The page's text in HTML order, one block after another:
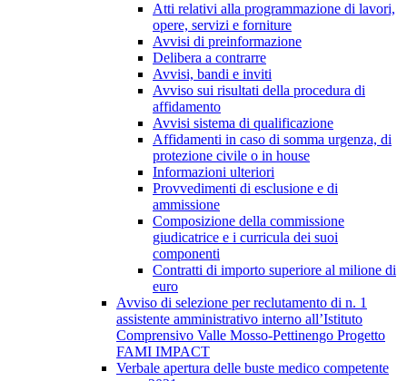
Atti relativi alla programmazione di lavori,
opere, servizi e forniture
Avvisi di preinformazione
Delibera a contrarre
Avvisi, bandi e inviti
Avviso sui risultati della procedura di
affidamento
Avvisi sistema di qualificazione
Affidamenti in caso di somma urgenza, di
protezione civile o in house
Informazioni ulteriori
Provvedimenti di esclusione e di
ammissione
Composizione della commissione
giudicatrice e i curricula dei suoi
componenti
Contratti di importo superiore al milione di
euro
Avviso di selezione per reclutamento di n. 1
assistente amministrativo interno all’Istituto
Comprensivo Valle Mosso-Pettinengo Progetto
FAMI IMPACT
Verbale apertura delle buste medico competente